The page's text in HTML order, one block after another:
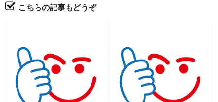
こちらの記事もどうぞ